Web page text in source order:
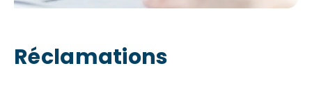
Réclamations